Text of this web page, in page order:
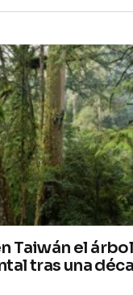
Taiwán el
tras una